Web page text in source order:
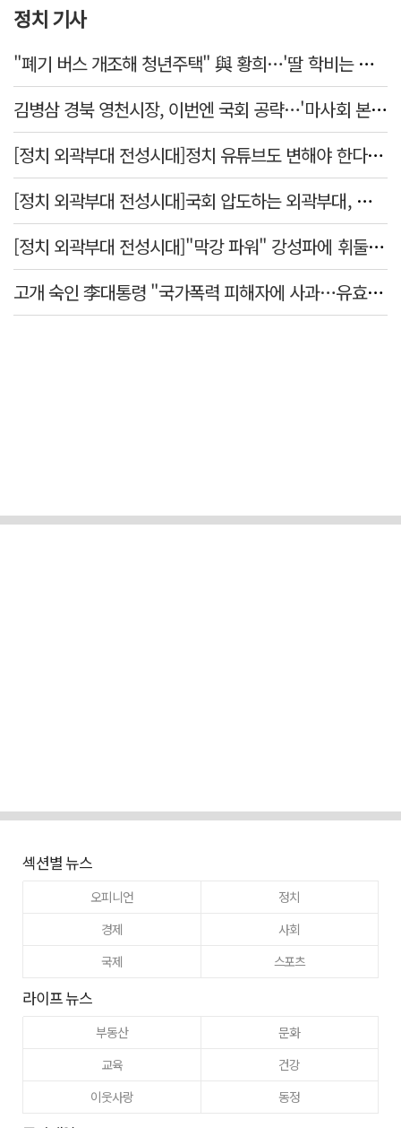
정치 기사
"폐기 버스 개조해 청년주택" 與 황희…'딸 학비는 年 4200만원'
김병삼 경북 영천시장, 이번엔 국회 공략…'마사회 본사 이전·광역교통망 확충' 요청
[정치 외곽부대 전성시대]정치 유튜브도 변해야 한다 "화합과 존중"
[정치 외곽부대 전성시대]국회 압도하는 외곽부대, 목소리 왜 커지나?
[정치 외곽부대 전성시대]"막강 파워" 강성파에 휘둘리는 여야 …"이슈 메이킹" 커지는 변방의 북소리
고개 숙인 李대통령 "국가폭력 피해자에 사과…유효기간 없는 책임"
섹션별 뉴스
오피니언
정치
경제
사회
국제
스포츠
라이프 뉴스
부동산
문화
교육
건강
이웃사랑
동정